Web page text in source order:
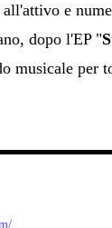
e
dopo l'EP "
musicale per